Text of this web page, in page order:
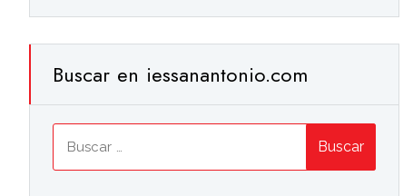
Buscar en iessanantonio.com